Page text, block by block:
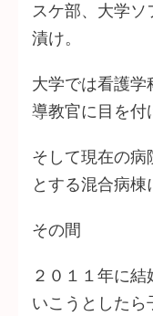
スケ部、大学
漬け。
大学では看護学
導教官に目を付
そして現在の病
とする混合病棟
その間
２０１１年に
いこうとした